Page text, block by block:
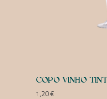
COPO VINHO
1,20€